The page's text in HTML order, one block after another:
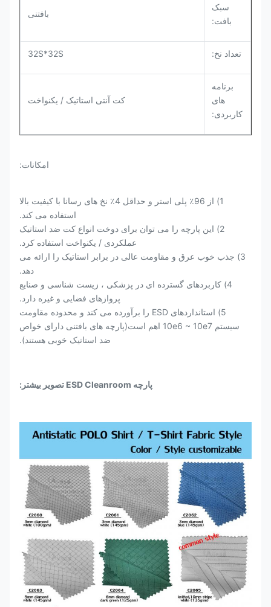
سبک
بافت:
بافتنی
تعداد نخ: 32S*32S
برنامه
های
کاربردی:
کت آنتی استاتیک / یکنواخت
امکانات:
1) از 96٪ پلی استر و حداقل 4٪ نخ های رسانا با کیفیت بالا
استفاده می کند.
2) این پارچه را می توان برای دوخت انواع کت ضد استاتیک
عملکردی / یکنواخت استفاده کرد.
3) جذب خوب عرق و مقاومت عالی در برابر استاتیک را ارائه می
دهد.
4) کاربردهای گسترده ای در پزشکی ، زیست شناسی و صنایع
پروازهای فضایی و غیره دارد.
5) استانداردهای ESD را برآورده می کند و محدوده مقاومت
سیستم 10e6 ~ 10e7 اهم است
(پارچه های بافتنی دارای خواص
ضد استاتیک خوبی هستند).
پارچه ESD Cleanroom تصویر بیشتر: